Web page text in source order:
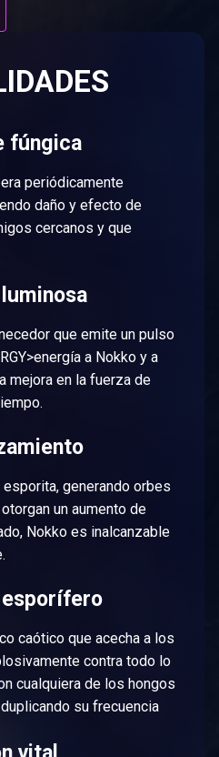
fúngica
periódicamente
daño y efecto de
cercanos y que
que emite un pulso
a Nokko y a
mejora en la fuerza de
generando orbes
un aumento de
Nokko es inalcanzable
caótico que acecha a los
contra todo lo
cualquiera de los hongos
su frecuencia